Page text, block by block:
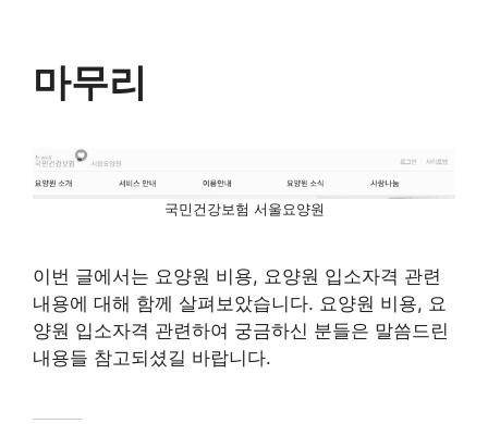
마무리
국민건강보험 서울요양원
이번 글에서는 요양원 비용, 요양원 입소자격 관련
내용에 대해 함께 살펴보았습니다. 요양원 비용, 요
양원 입소자격 관련하여 궁금하신 분들은 말씀드린
내용들 참고되셨길 바랍니다.